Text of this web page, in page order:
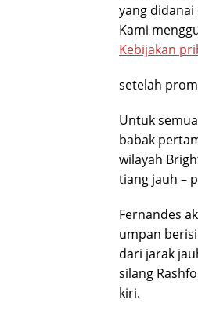
yang
Kami
Kebijakan
setelah
Untuk
babak
wilayah
tiang jauh –
Fernandes
umpan
dari jarak
silang
kiri.